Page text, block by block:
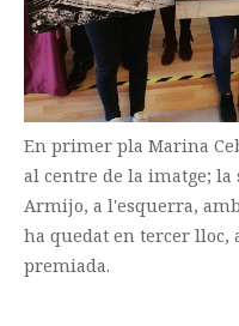
En primer pla Marina
al centre de la imatge; la
Armijo, a l'esquerra,
ha quedat en tercer lloc,
premiada.